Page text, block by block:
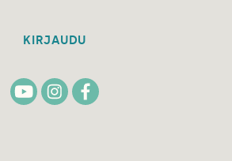
KIRJAUDU